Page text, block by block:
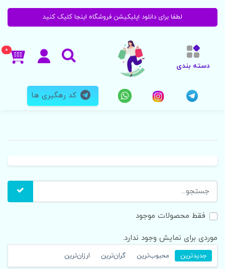
لطفا برای دانلود اپلیکیشن فروشگاه اینجا کلیک کنید
دسته بندی
0
کد رهگیری ها
فقط محصولات موجود
موردی برای نمایش وجود ندارد.
جدیدترین محبوب‌ترین گران‌ترین ارزان‌ترین